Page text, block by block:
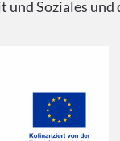
Soziales und